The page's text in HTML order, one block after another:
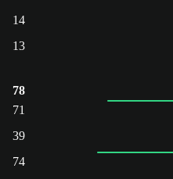
14
13
78
71
39
74